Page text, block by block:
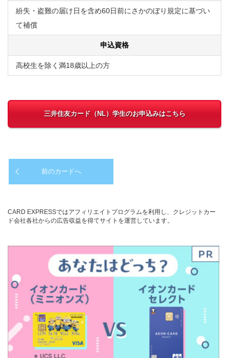
紛失・盗難の届け日を含め60日前にさかのぼり規定に基づい
て補償
申込資格
高校生を除く満18歳以上の方
三井住友カード（NL）学生のお申込みはこちら
前のカードへ
CARD EXPRESSではアフィリエイトプログラムを利用し、クレジットカー
ド会社各社からの広告収益を得てサイトを運営しています。